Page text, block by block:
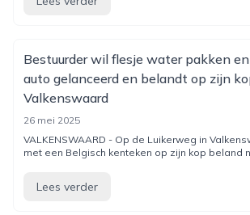
Bestuurder wil flesje water pakken
auto gelanceerd en belandt op zijn
Valkenswaard
26 mei 2025
VALKENSWAARD - Op de Luikerweg in
met een Belgisch kenteken op zijn kop beland
Lees verder